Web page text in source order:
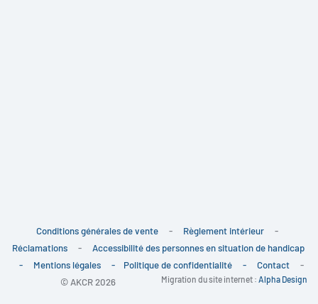
Conditions générales de vente- Règlement intérieur-
Réclamations- Accessibilité des personnes en situation de handicap
- Mentions légales- Politique de confidentialité- Contact-
© AKCR 2026
Migration du site internet : Alpha Design